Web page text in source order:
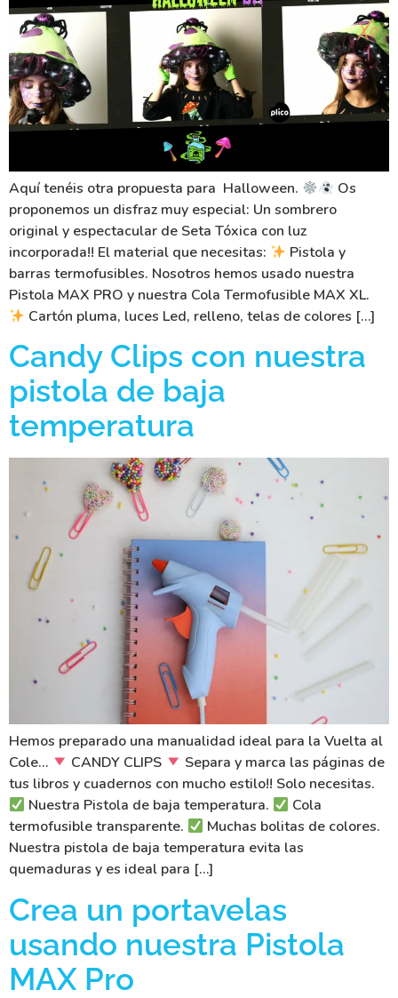
Aquí tenéis otra propuesta para Halloween.
Os
proponemos un disfraz muy especial: Un sombrero
original y espectacular de Seta Tóxica con luz
incorporada!! El material que necesitas:
Pistola y
barras termofusibles. Nosotros hemos usado nuestra
Pistola MAX PRO y nuestra Cola Termofusible MAX XL.
Cartón pluma, luces Led, relleno, telas de colores […]
Candy Clips con nuestra
pistola de baja
temperatura
Hemos preparado una manualidad ideal para la Vuelta al
Cole…
CANDY CLIPS
Separa y marca las páginas de
tus libros y cuadernos con mucho estilo!! Solo necesitas.
Nuestra Pistola de baja temperatura.
Cola
termofusible transparente.
Muchas bolitas de colores.
Nuestra pistola de baja temperatura evita las
quemaduras y es ideal para […]
Crea un portavelas
usando nuestra Pistola
MAX Pro